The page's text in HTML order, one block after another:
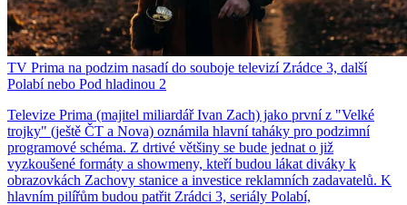
TV Prima na podzim nasadí do souboje televizí Zrádce 3, další
Polabí nebo Pod hladinou 2
Televize Prima (majitel miliardář Ivan Zach) jako první z "Velké
trojky" (ještě ČT a Nova) oznámila hlavní taháky pro podzimní
programové schéma. Z drtivé většiny se bude jednat o již
vyzkoušené formáty a showmeny, kteří budou lákat diváky k
obrazovkách Zachovy stanice a investice reklamních zadavatelů. K
hlavním pilířům budou patřit Zrádci 3, seriály Polabí,